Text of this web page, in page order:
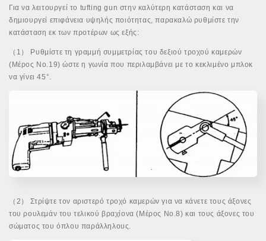
Για να λειτουργεί το tufting gun στην καλύτερη κατάσταση και να
δημιουργεί επιφάνεια υψηλής ποιότητας, παρακαλώ ρυθμίστε την
κατάσταση εκ των προτέρων ως εξής:
（1） Ρυθμίστε τη γραμμή συμμετρίας του δεξιού τροχού καμερών
(Μέρος Νο.19) ώστε η γωνία που περιλαμβάνει με το κεκλιμένο μπλοκ
να γίνει 45°.
（2） Στρίψτε τον αριστερό τροχό καμερών για να κάνετε τους άξονες
του ρουλεμάν του τελικού βραχίονα (Μέρος Νο.8) και τους άξονες του
σώματος του όπλου παράλληλους.